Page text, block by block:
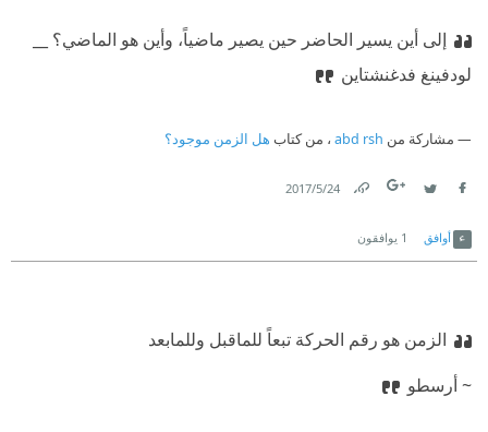
إلى أين يسير الحاضر حين يصير ماضياً، وأين هو الماضي؟ __
لودفينغ فدغنشتاين
مشاركة من abd rsh ، من كتاب هل الزمن موجود؟
24‏/5‏/2017
أوافق 1 يوافقون
الزمن هو رقم الحركة تبعاً للماقبل وللمابعد
~ أرسطو